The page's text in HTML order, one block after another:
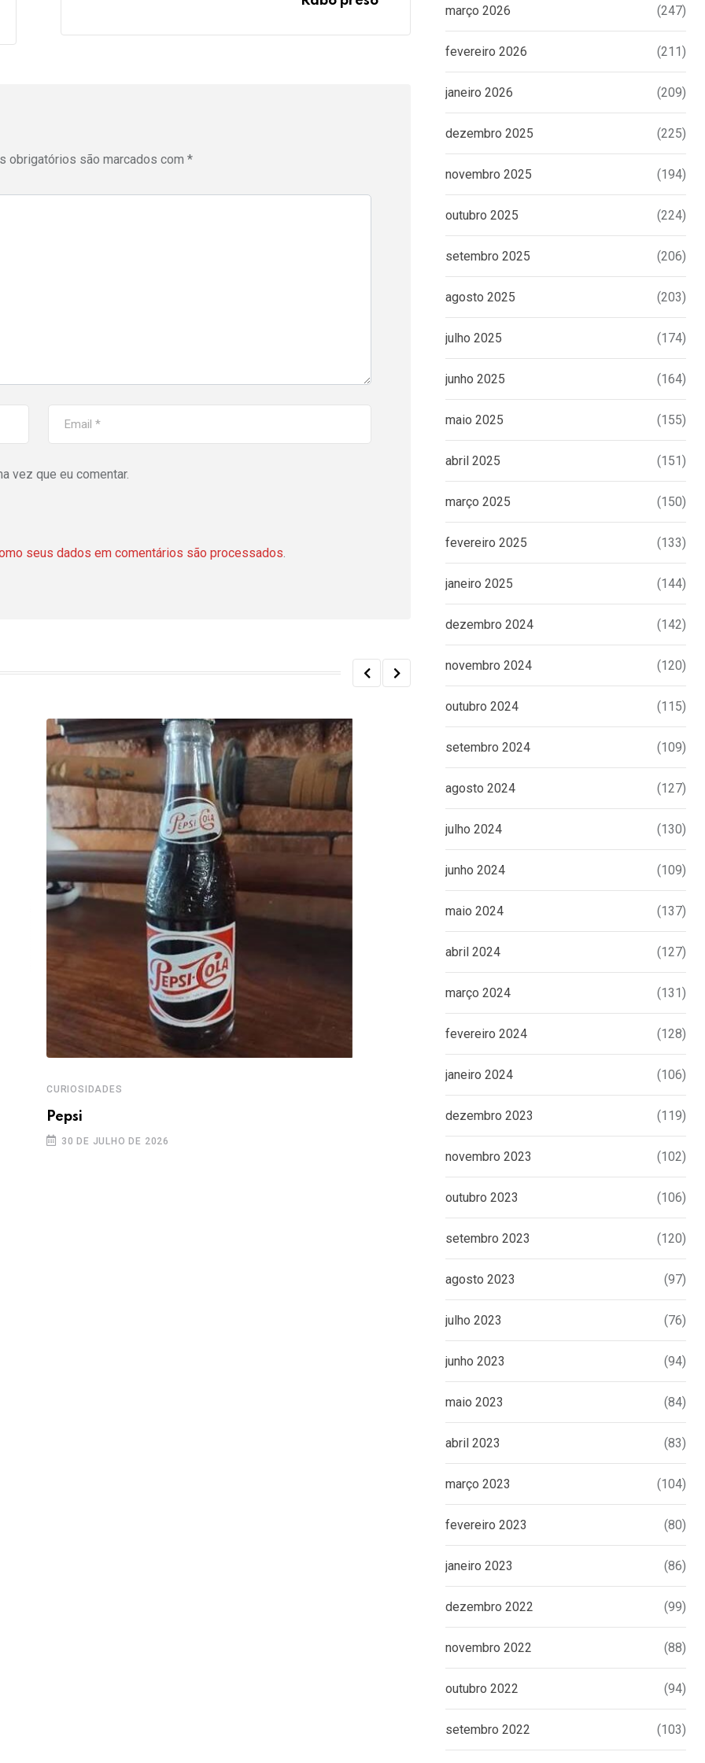
obrigatórios são marcados com *
vez que eu comentar.
seus dados em comentários são processados.
CURIOSIDADES
Pepsi
30 DE JULHO DE 2026
CURIOSIDADES
março 2026 (247)
fevereiro 2026 (211)
janeiro 2026 (209)
dezembro 2025 (225)
novembro 2025 (194)
outubro 2025 (224)
setembro 2025 (206)
agosto 2025 (203)
julho 2025 (174)
junho 2025 (164)
maio 2025 (155)
abril 2025 (151)
março 2025 (150)
fevereiro 2025 (133)
janeiro 2025 (144)
dezembro 2024 (142)
novembro 2024 (120)
outubro 2024 (115)
setembro 2024 (109)
agosto 2024 (127)
julho 2024 (130)
junho 2024 (109)
maio 2024 (137)
abril 2024 (127)
março 2024 (131)
fevereiro 2024 (128)
janeiro 2024 (106)
dezembro 2023 (119)
novembro 2023 (102)
outubro 2023 (106)
setembro 2023 (120)
agosto 2023 (97)
julho 2023 (76)
junho 2023 (94)
maio 2023 (84)
abril 2023 (83)
março 2023 (104)
fevereiro 2023 (80)
janeiro 2023 (86)
dezembro 2022 (99)
novembro 2022 (88)
outubro 2022 (94)
setembro 2022 (103)